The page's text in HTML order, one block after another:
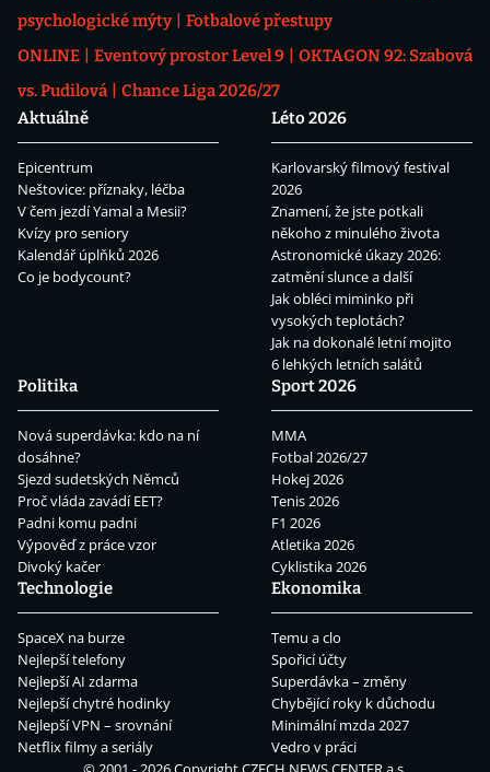
psychologické mýty
Fotbalové přestupy
ONLINE
Eventový prostor Level 9
OKTAGON 92: Szabová
vs. Pudilová
Chance Liga 2026/27
Aktuálně
Epicentrum
Neštovice: příznaky, léčba
V čem jezdí Yamal a Mesii?
Kvízy pro seniory
Kalendář úplňků 2026
Co je bodycount?
Léto 2026
Karlovarský filmový festival
2026
Znamení, že jste potkali
někoho z minulého života
Astronomické úkazy 2026:
zatmění slunce a další
Jak obléci miminko při
vysokých teplotách?
Jak na dokonalé letní mojito
6 lehkých letních salátů
Politika
Nová superdávka: kdo na ní
dosáhne?
Sjezd sudetských Němců
Proč vláda zavádí EET?
Padni komu padni
Výpověď z práce vzor
Divoký kačer
Sport 2026
MMA
Fotbal 2026/27
Hokej 2026
Tenis 2026
F1 2026
Atletika 2026
Cyklistika 2026
Technologie
SpaceX na burze
Nejlepší telefony
Nejlepší AI zdarma
Nejlepší chytré hodinky
Nejlepší VPN – srovnání
Netflix filmy a seriály
Ekonomika
Temu a clo
Spořicí účty
Superdávka – změny
Chybějící roky k důchodu
Minimální mzda 2027
Vedro v práci